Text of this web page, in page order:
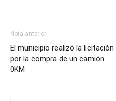
Nota anterior
El municipio realizó la licitación
por la compra de un camión
0KM